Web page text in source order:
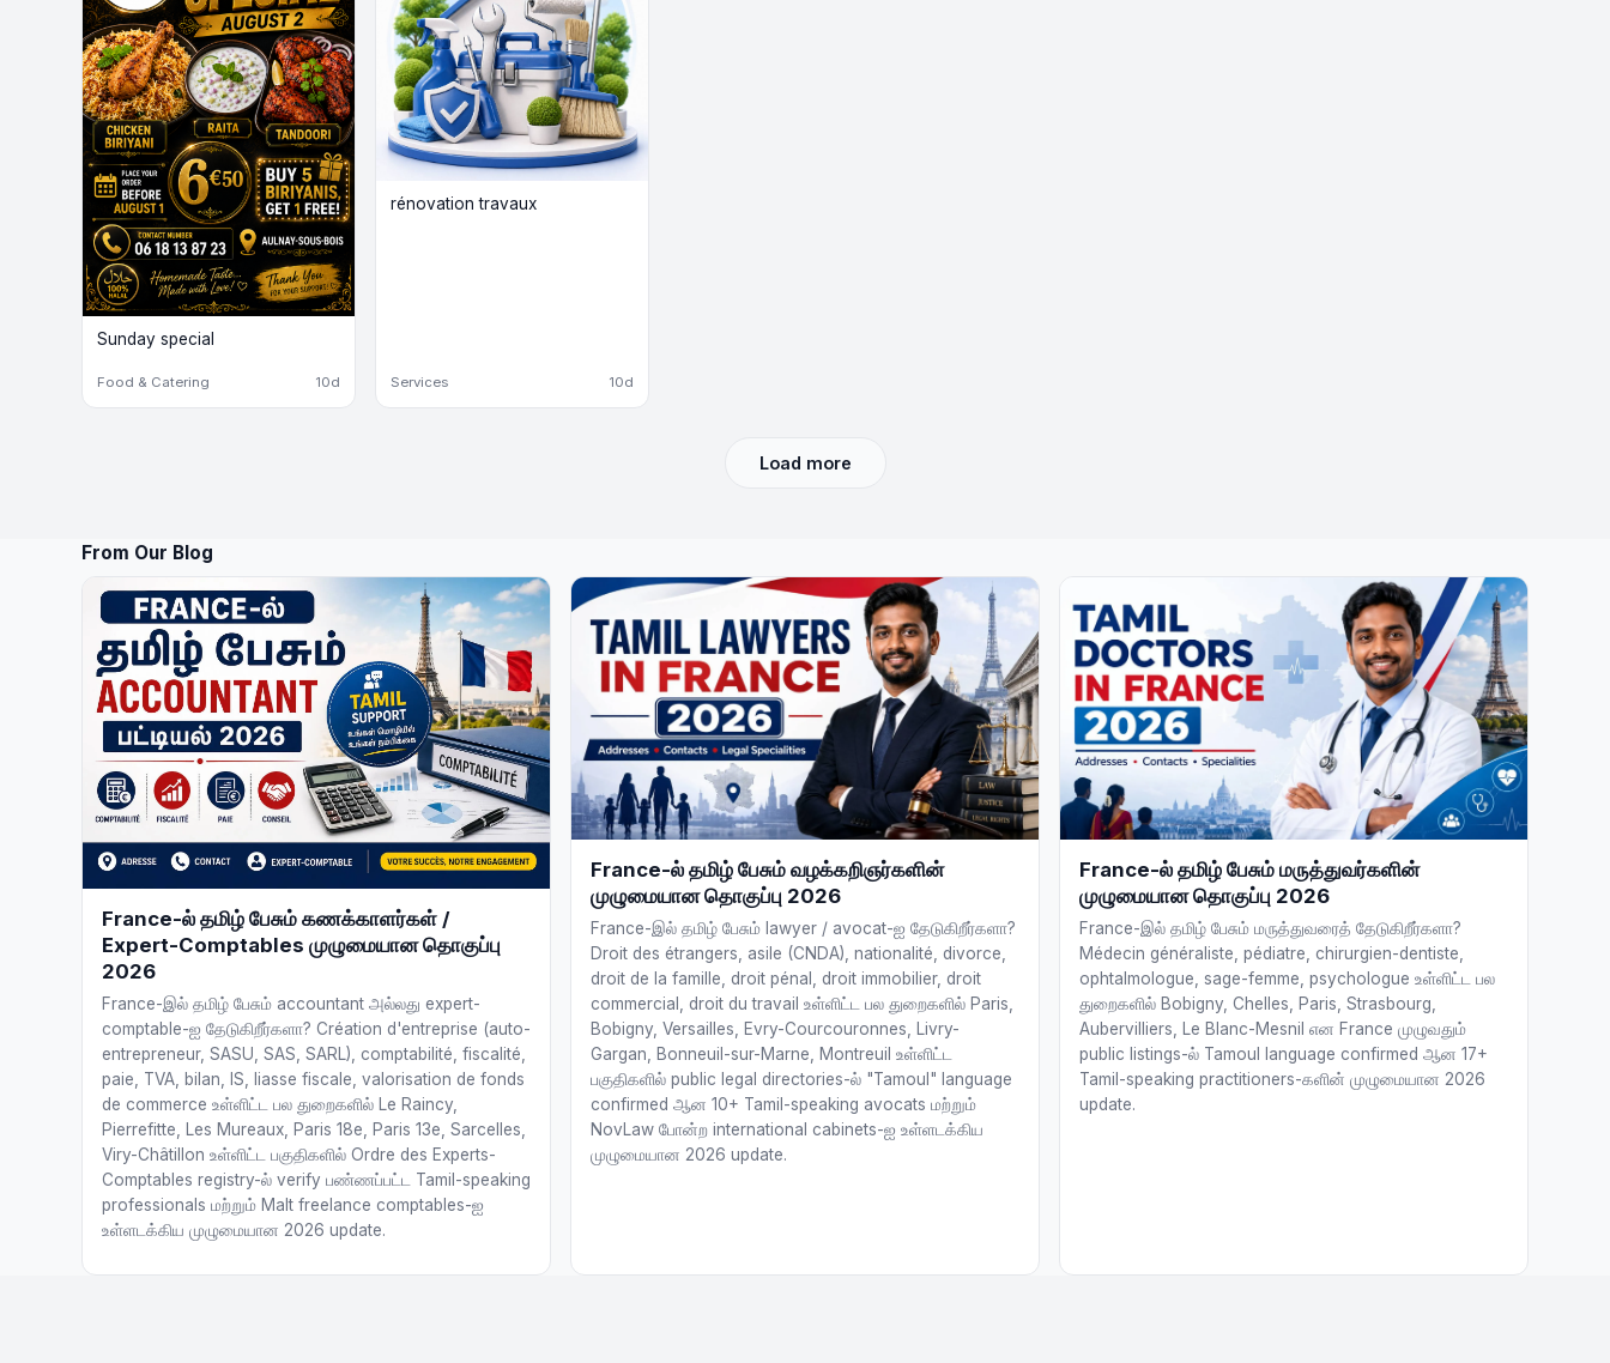
Sunday special
Food & Catering 10d
rénovation travaux
Services 10d
Load more
From Our Blog
France-ல் தமிழ் பேசும் கணக்காளர்கள் /
Expert-Comptables முழுமையான தொகுப்பு
2026
France-இல் தமிழ் பேசும் accountant அல்லது expert-
comptable-ஐ தேடுகிறீர்களா? Création d'entreprise (auto-
entrepreneur, SASU, SAS, SARL), comptabilité, fiscalité,
paie, TVA, bilan, IS, liasse fiscale, valorisation de fonds
de commerce உள்ளிட்ட பல துறைகளில் Le Raincy,
Pierrefitte, Les Mureaux, Paris 18e, Paris 13e, Sarcelles,
Viry-Châtillon உள்ளிட்ட பகுதிகளில் Ordre des Experts-
Comptables registry-ல் verify பண்ணப்பட்ட Tamil-speaking
professionals மற்றும் Malt freelance comptables-ஐ
உள்ளடக்கிய முழுமையான 2026 update.
France-ல் தமிழ் பேசும் வழக்கறிஞர்களின்
முழுமையான தொகுப்பு 2026
France-இல் தமிழ் பேசும் lawyer / avocat-ஐ தேடுகிறீர்களா?
Droit des étrangers, asile (CNDA), nationalité, divorce,
droit de la famille, droit pénal, droit immobilier, droit
commercial, droit du travail உள்ளிட்ட பல துறைகளில் Paris,
Bobigny, Versailles, Evry-Courcouronnes, Livry-
Gargan, Bonneuil-sur-Marne, Montreuil உள்ளிட்ட
பகுதிகளில் public legal directories-ல் "Tamoul" language
confirmed ஆன 10+ Tamil-speaking avocats மற்றும்
NovLaw போன்ற international cabinets-ஐ உள்ளடக்கிய
முழுமையான 2026 update.
France-ல் தமிழ் பேசும் மருத்துவர்களின்
முழுமையான தொகுப்பு 2026
France-இல் தமிழ் பேசும் மருத்துவரைத் தேடுகிறீர்களா?
Médecin généraliste, pédiatre, chirurgien-dentiste,
ophtalmologue, sage-femme, psychologue உள்ளிட்ட பல
துறைகளில் Bobigny, Chelles, Paris, Strasbourg,
Aubervilliers, Le Blanc-Mesnil என France முழுவதும்
public listings-ல் Tamoul language confirmed ஆன 17+
Tamil-speaking practitioners-களின் முழுமையான 2026
update.